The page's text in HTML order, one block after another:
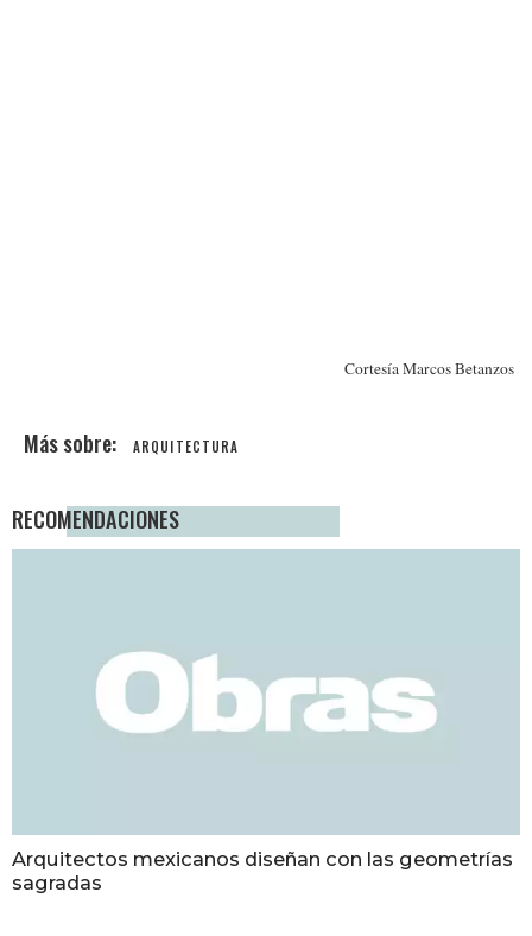
Cortesía Marcos Betanzos
ARQUITECTURA
RECOMENDACIONES
Arquitectos mexicanos diseñan con las geometrías
sagradas